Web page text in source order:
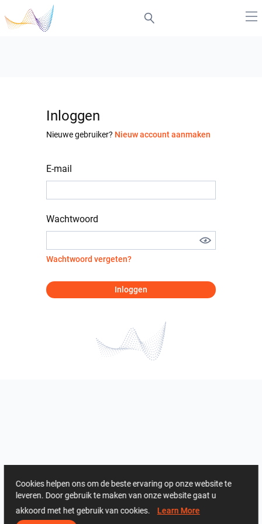
Inloggen
Nieuwe gebruiker? Nieuw account aanmaken
E-mail
Wachtwoord
Wachtwoord vergeten?
Inloggen
Cookies helpen ons om de beste ervaring op onze website te
leveren. Door gebruik te maken van onze website gaat u
akkoord met het gebruik van cookies. Learn More